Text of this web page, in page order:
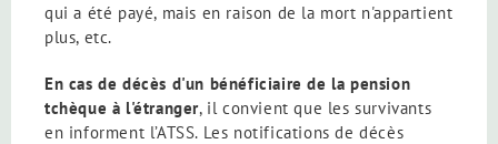
qui a été payé, mais en raison de la mort n'appartient
plus, etc.
En cas de décès d'un bénéficiaire de la pension
tchèque à l'étranger, il convient que les survivants
en informent l’ATSS. Les notifications de décès